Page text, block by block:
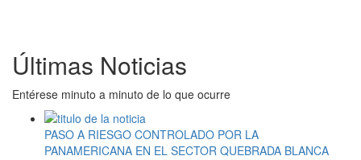
Últimas Noticias
Entérese minuto a minuto de lo que ocurre
PASO A RIESGO CONTROLADO POR LA
PANAMERICANA EN EL SECTOR QUEBRADA BLANCA